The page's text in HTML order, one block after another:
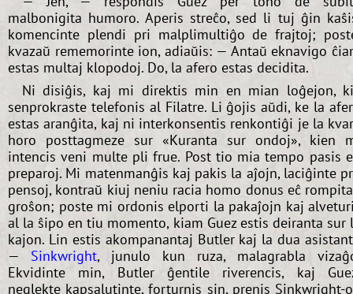
malbonigita humoro. Aperis streĉo, sed li tuj ĝin
komencinte plendi pri malplimultiĝo de frajtoj;
kvazaŭ rememorinte ion, adiaŭis: — Antaŭ eknavigo
estas multaj klopodoj. Do, la afero estas decidita.
Ni disiĝis, kaj mi direktis min en mian loĝejon,
senprokraste telefonis al Filatre. Li ĝojis aŭdi, ke la
estas aranĝita, kaj ni interkonsentis renkontiĝi je la
horo posttagmeze sur «Kuranta sur ondoj», kien
intencis veni multe pli frue. Post tio mia tempo pasis
preparoj. Mi matenmanĝis kaj pakis la aĵojn, laciĝinte
pensoj, kontraŭ kiuj neniu racia homo donus eĉ
groŝon; poste mi ordonis elporti la pakaĵojn kaj
al la ŝipo en tiu momento, kiam Guez estis deiranta sur
kajon. Lin estis akompanantaj Butler kaj la dua
— Sinkwright, junulo kun ruza, malagrabla
Ekvidinte min, Butler ĝentile riverencis, kaj
neglekte kapsalutinte, forturnis sin, prenis Sinkwright-